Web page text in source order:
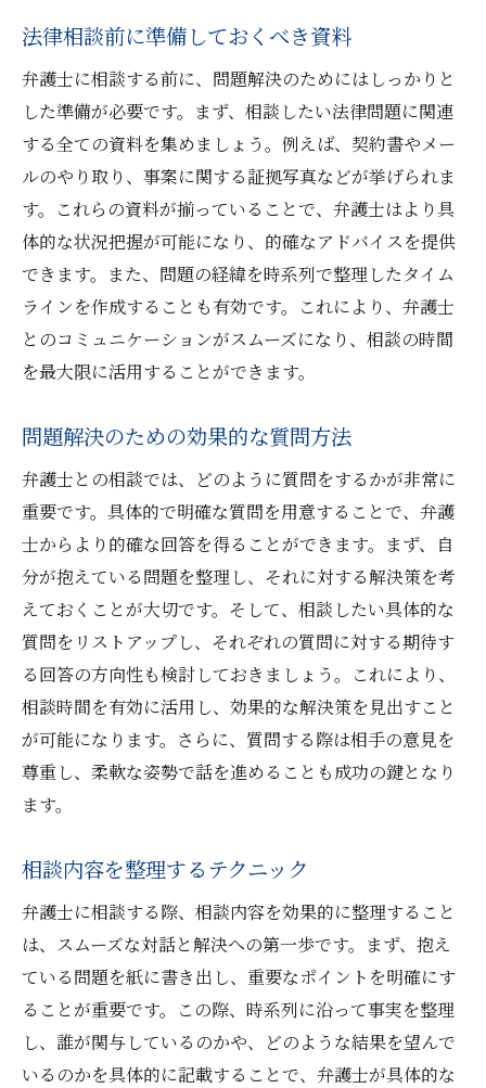
法律相談前に準備しておくべき資料
弁護士に相談する前に、問題解決のためにはしっかりと
した準備が必要です。まず、相談したい法律問題に関連
する全ての資料を集めましょう。例えば、契約書やメー
ルのやり取り、事案に関する証拠写真などが挙げられま
す。これらの資料が揃っていることで、弁護士はより具
体的な状況把握が可能になり、的確なアドバイスを提供
できます。また、問題の経緯を時系列で整理したタイム
ラインを作成することも有効です。これにより、弁護士
とのコミュニケーションがスムーズになり、相談の時間
を最大限に活用することができます。
問題解決のための効果的な質問方法
弁護士との相談では、どのように質問をするかが非常に
重要です。具体的で明確な質問を用意することで、弁護
士からより的確な回答を得ることができます。まず、自
分が抱えている問題を整理し、それに対する解決策を考
えておくことが大切です。そして、相談したい具体的な
質問をリストアップし、それぞれの質問に対する期待す
る回答の方向性も検討しておきましょう。これにより、
相談時間を有効に活用し、効果的な解決策を見出すこと
が可能になります。さらに、質問する際は相手の意見を
尊重し、柔軟な姿勢で話を進めることも成功の鍵となり
ます。
相談内容を整理するテクニック
弁護士に相談する際、相談内容を効果的に整理すること
は、スムーズな対話と解決への第一歩です。まず、抱え
ている問題を紙に書き出し、重要なポイントを明確にす
ることが重要です。この際、時系列に沿って事実を整理
し、誰が関与しているのかや、どのような結果を望んで
いるのかを具体的に記載することで、弁護士が具体的な